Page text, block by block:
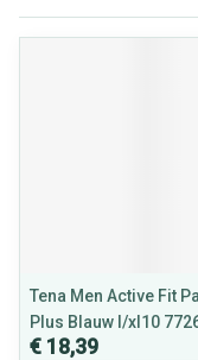
Tena Men Active Fit
Plus Blauw l/xl10
€ 18,39